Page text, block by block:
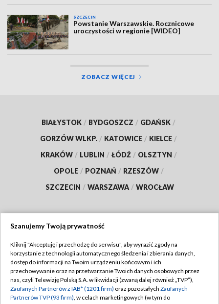
SZCZECIN
Powstanie Warszawskie. Rocznicowe
uroczystości w regionie [WIDEO]
ZOBACZ WIĘCEJ
BIAŁYSTOK / BYDGOSZCZ / GDAŃSK /
GORZÓW WLKP. / KATOWICE / KIELCE /
KRAKÓW / LUBLIN / ŁÓDŹ / OLSZTYN /
OPOLE / POZNAŃ / RZESZÓW /
SZCZECIN / WARSZAWA / WROCŁAW
TVP
Abonament TVP
Emisja w TVP
Regulamin TVP
Polityka prywatności
Szanujemy Twoją prywatność
Kliknij "Akceptuję i przechodzę do serwisu", aby wyrazić zgody na
korzystanie z technologii automatycznego śledzenia i zbierania danych,
dostęp do informacji na Twoim urządzeniu końcowym i ich
przechowywanie oraz na przetwarzanie Twoich danych osobowych przez
nas, czyli Telewizję Polską S.A. w likwidacji (zwaną dalej również „TVP”),
Zaufanych Partnerów z IAB* (1201 firm) oraz pozostałych Zaufanych
Partnerów TVP (93 firm), w celach marketingowych (w tym do